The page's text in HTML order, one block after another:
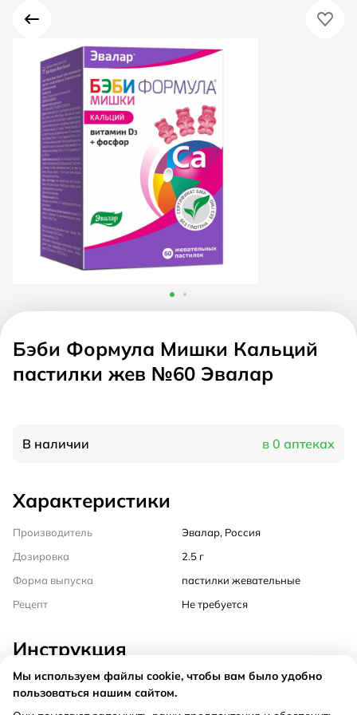
Бэби Формула Мишки Кальций
пастилки жев №60 Эвалар
В наличии в 0 аптеках
Характеристики
Производитель
Эвалар, Россия
Дозировка
2.5 г
Форма выпуска
пастилки жевательные
Рецепт
Не требуется
Инструкция
Состав
Мы используем файлы cookie, чтобы вам было удобно
пользоваться нашим сайтом.